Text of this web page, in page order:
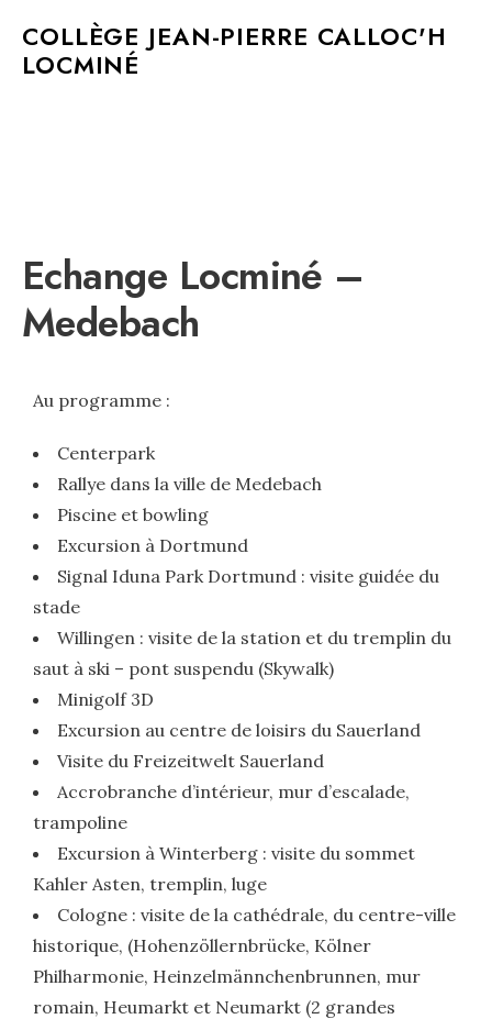
COLLÈGE JEAN-PIERRE CALLOC'H
LOCMINÉ
Echange Locminé –
Medebach
Au programme :
Centerpark
Rallye dans la ville de Medebach
Piscine et bowling
Excursion à Dortmund
Signal Iduna Park Dortmund : visite guidée du
stade
Willingen : visite de la station et du tremplin du
saut à ski – pont suspendu (Skywalk)
Minigolf 3D
Excursion au centre de loisirs du Sauerland
Visite du Freizeitwelt Sauerland
Accrobranche d’intérieur, mur d’escalade,
trampoline
Excursion à Winterberg : visite du sommet
Kahler Asten, tremplin, luge
Cologne : visite de la cathédrale, du centre-ville
historique, (Hohenzöllernbrücke, Kölner
Philharmonie, Heinzelmännchenbrunnen, mur
romain, Heumarkt et Neumarkt (2 grandes